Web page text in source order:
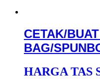
CETAK/
BAG/
HARGA TAS